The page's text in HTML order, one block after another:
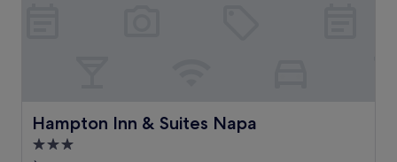
Hampton Inn & Suites Napa
Hampton Inn & Suites Napa
Hébergement